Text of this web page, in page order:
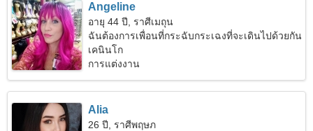
Angeline
อายุ 44 ปี, ราศีเมถุน
ฉันต้องการเพื่อนที่กระฉับกระเฉงที่จะเดินไปด้วยกัน
เคนินโก
การแต่งงาน
Alia
26 ปี, ราศีพฤษภ